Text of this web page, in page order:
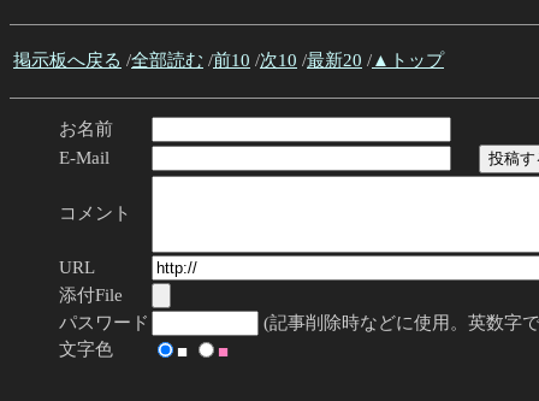
掲示板へ戻る /全部読む /前10 /次10 /最新20 /▲トップ
お名前
E-Mail
コメント
URL
添付File
パスワード
(記事削除時などに使用。英数字
文字色
■ ■